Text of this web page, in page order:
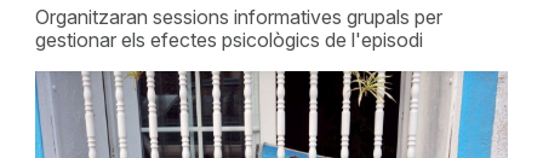
Organitzaran sessions informatives grupals per
gestionar els efectes psicològics de l'episodi